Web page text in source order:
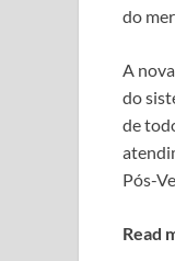
do
A
do
de
Pós-
Read